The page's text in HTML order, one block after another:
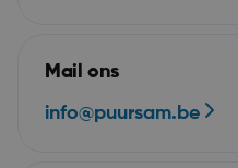
Mail ons
info@puursam.be